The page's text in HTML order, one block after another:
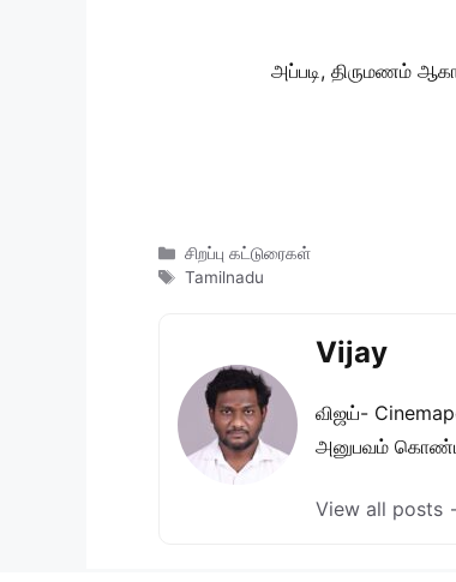
அப்படி, திருமணம்
Categories
சிறப்பு கட்டுரைகள்
Tags
Tamilnadu
Vijay
விஜய்-
அனுபவம்
View all posts